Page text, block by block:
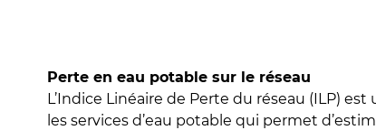
Perte en eau potable sur le réseau
L’Indice Linéaire de Perte du réseau (ILP)
les services d’eau potable qui permet